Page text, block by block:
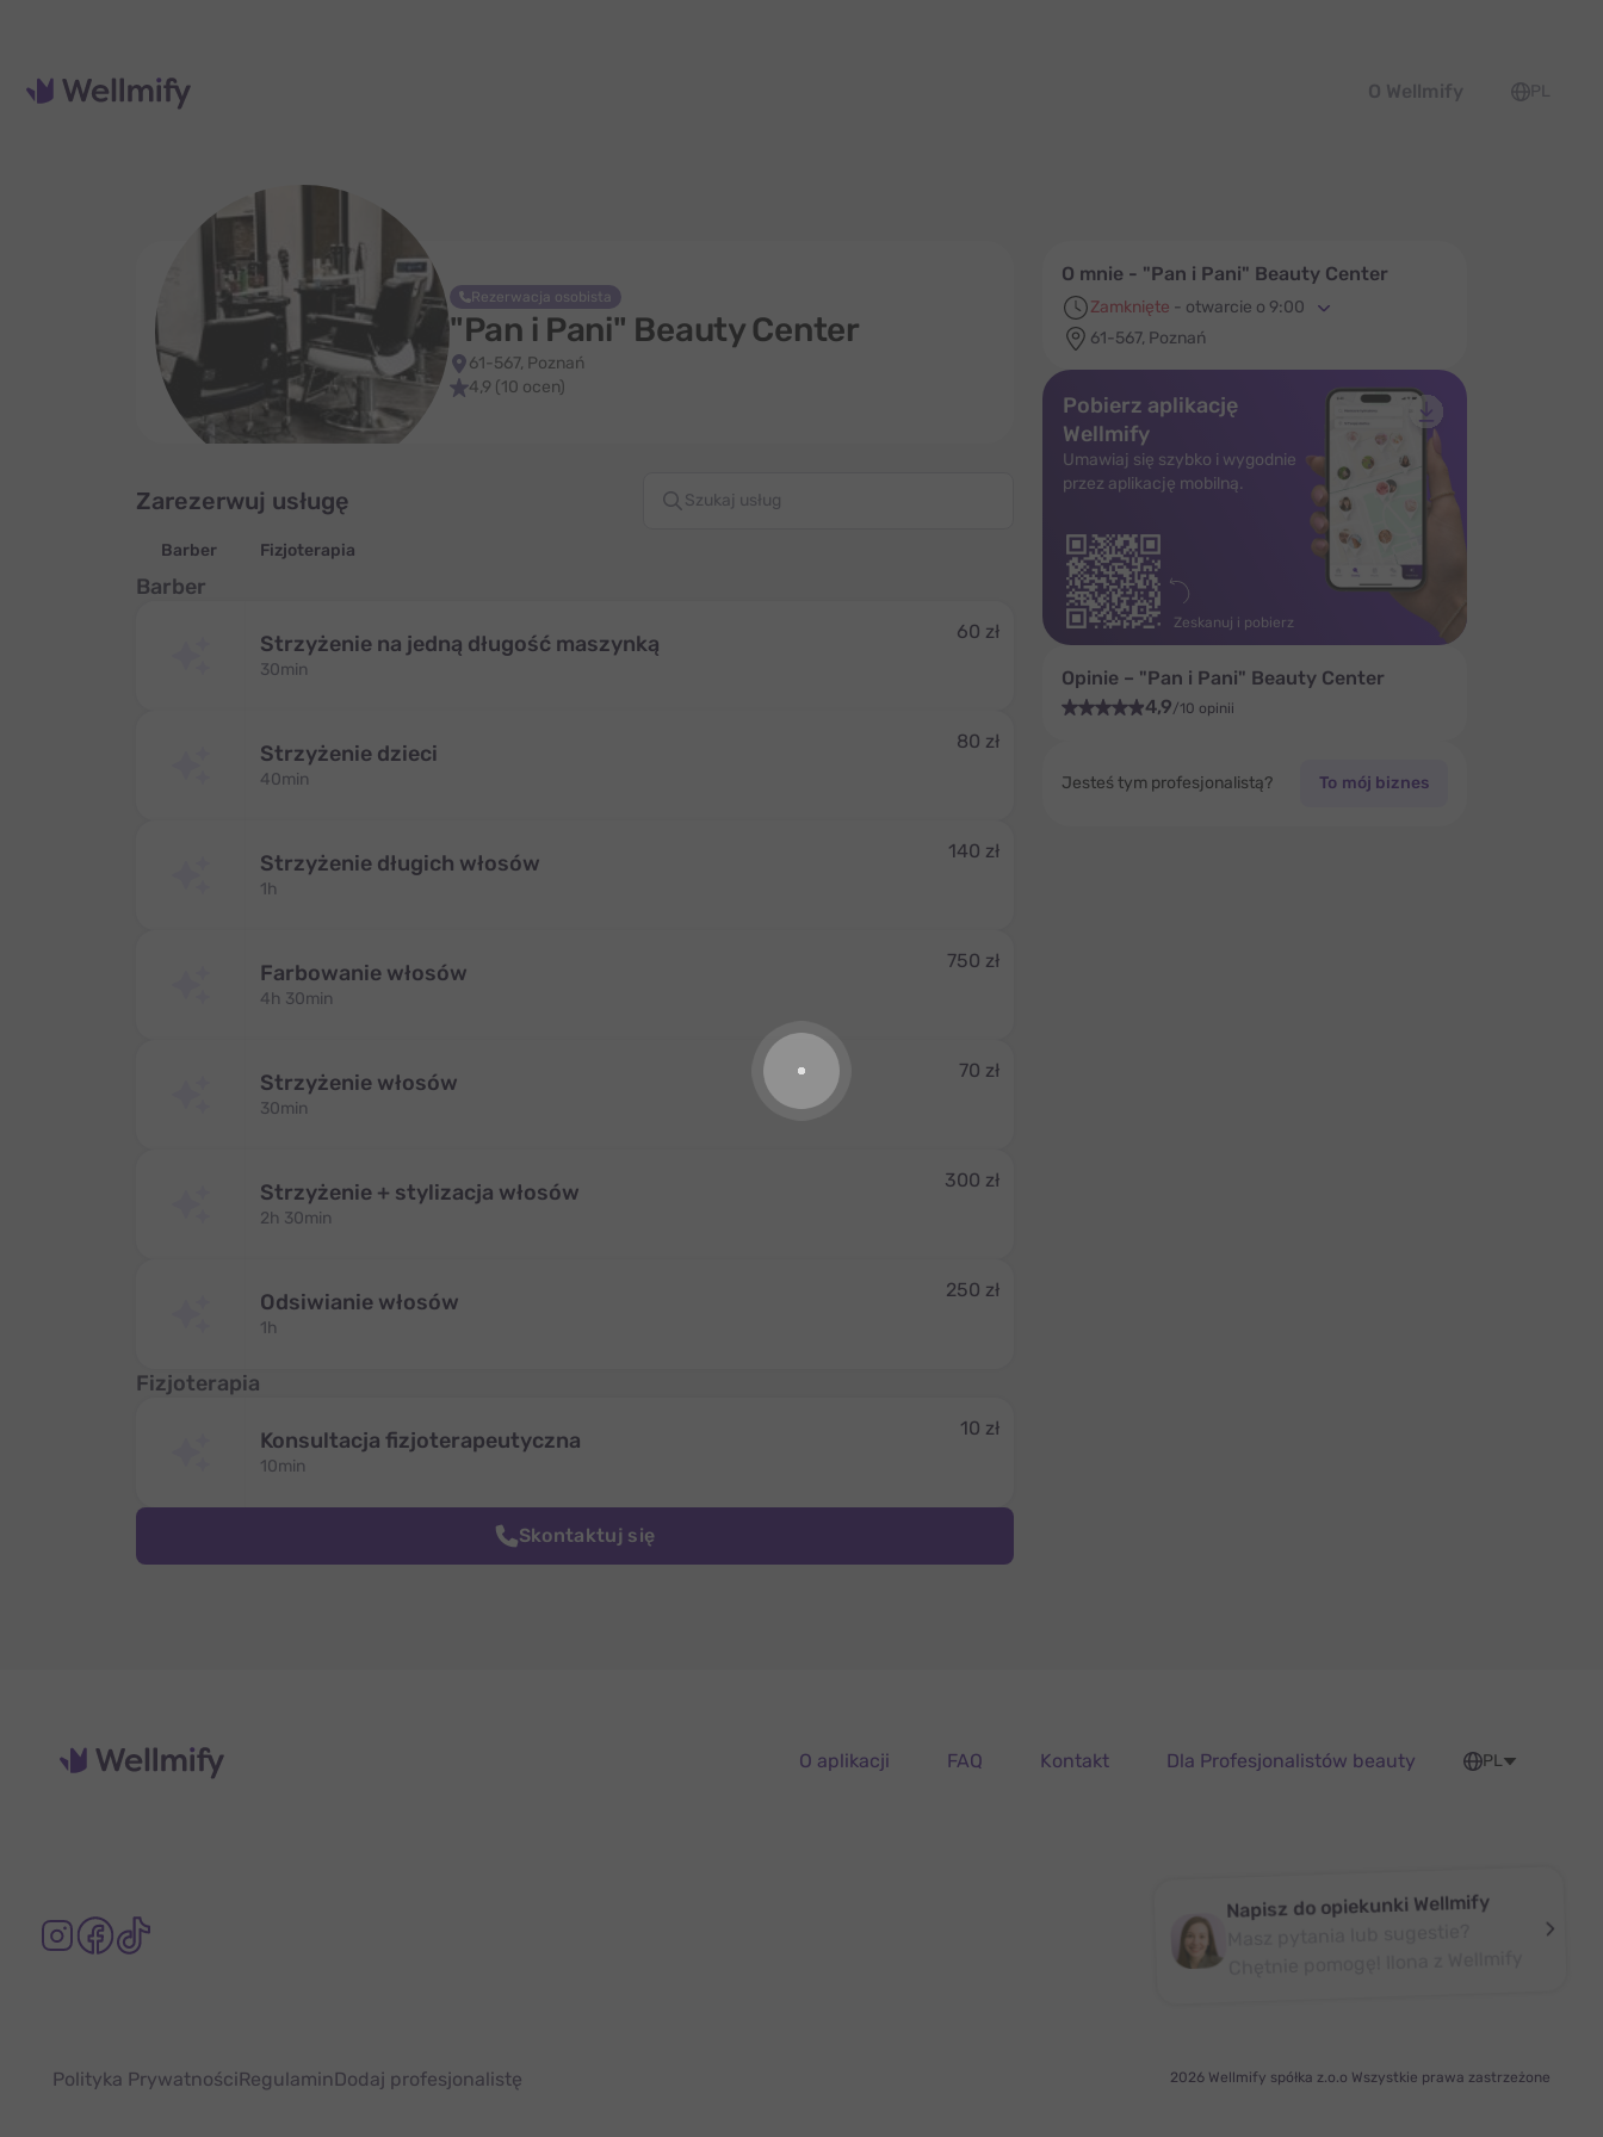
O Wellmify PL
Rezerwacja osobista
"Pan i Pani" Beauty Center
61-567, Poznań
4,9 (10 ocen)
Zarezerwuj usługę
Barber Fizjoterapia
Barber
Strzyżenie na jedną długość maszynką
30min
60 zł
Strzyżenie dzieci
40min
80 zł
Strzyżenie długich włosów
1h
140 zł
Farbowanie włosów
4h 30min
750 zł
Strzyżenie włosów
30min
70 zł
Strzyżenie + stylizacja włosów
2h 30min
300 zł
Odsiwianie włosów
1h
250 zł
Fizjoterapia
Konsultacja fizjoterapeutyczna
10min
10 zł
Skontaktuj się
O mnie - "Pan i Pani" Beauty Center
Zamknięte - otwarcie o 9:00
61-567, Poznań
Pobierz aplikację
Wellmify
Umawiaj się szybko i wygodnie
przez aplikację mobilną.
Zeskanuj i pobierz
Opinie – "Pan i Pani" Beauty Center
4,9/10 opinii
Jesteś tym profesjonalistą? To mój biznes
O aplikacji FAQ Kontakt Dla Profesjonalistów beauty PL
Napisz do opiekunki Wellmify
Polityka PrywatnościRegulaminDodaj profesjonalistę 2026 Wellmify spółka z.o.o Wszystkie prawa zastrzeżone